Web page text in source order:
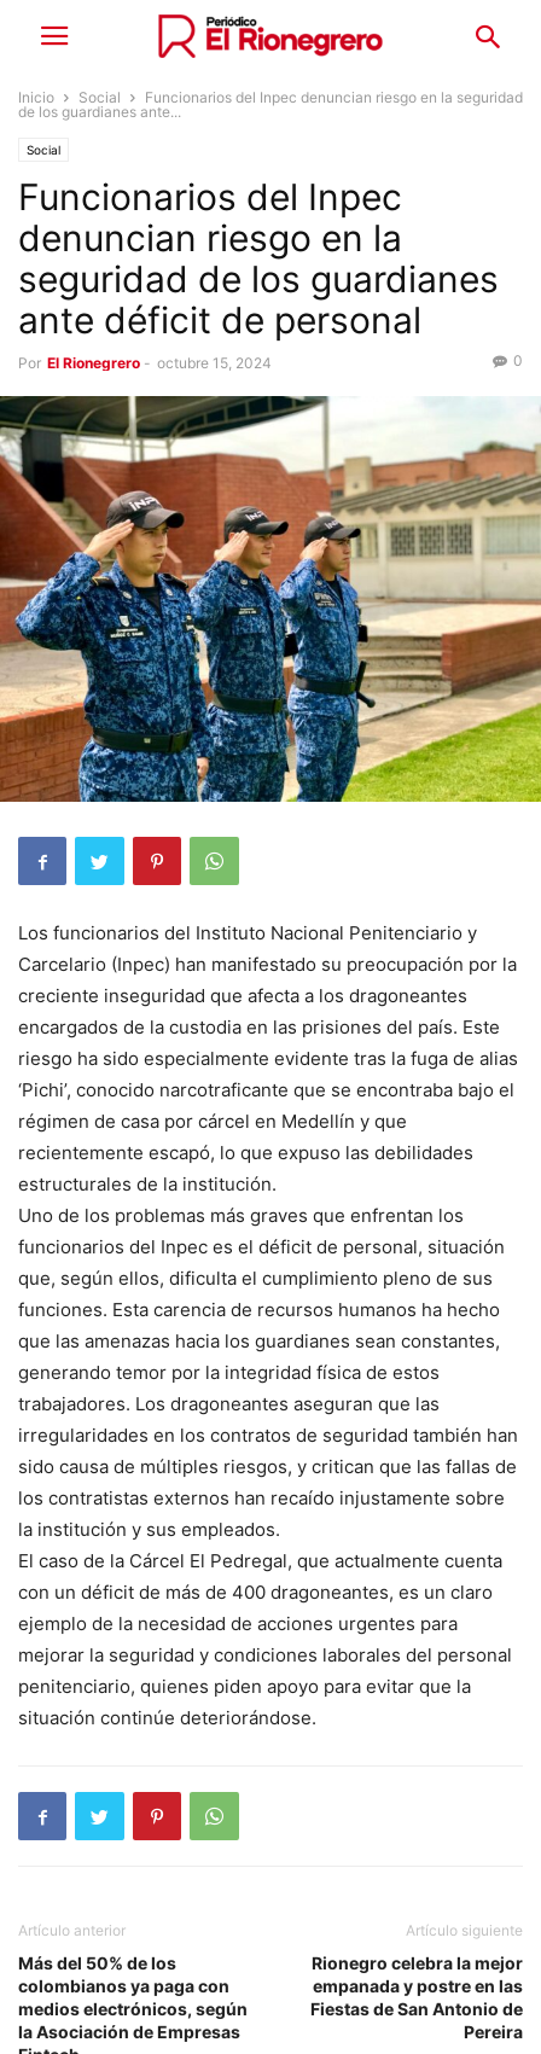
Inicio Social
Funcionarios del Inpec denuncian riesgo en la seguridad
de los guardianes ante...
Social
Funcionarios del Inpec
denuncian riesgo en la
seguridad de los guardianes
ante déficit de personal
Por El Rionegrero - octubre 15, 2024 0
Los funcionarios del Instituto Nacional Penitenciario y
Carcelario (Inpec) han manifestado su preocupación por la
creciente inseguridad que afecta a los dragoneantes
encargados de la custodia en las prisiones del país. Este
riesgo ha sido especialmente evidente tras la fuga de alias
‘Pichi’, conocido narcotraficante que se encontraba bajo el
régimen de casa por cárcel en Medellín y que
recientemente escapó, lo que expuso las debilidades
estructurales de la institución.
Uno de los problemas más graves que enfrentan los
funcionarios del Inpec es el déficit de personal, situación
que, según ellos, dificulta el cumplimiento pleno de sus
funciones. Esta carencia de recursos humanos ha hecho
que las amenazas hacia los guardianes sean constantes,
generando temor por la integridad física de estos
trabajadores. Los dragoneantes aseguran que las
irregularidades en los contratos de seguridad también han
sido causa de múltiples riesgos, y critican que las fallas de
los contratistas externos han recaído injustamente sobre
la institución y sus empleados.
El caso de la Cárcel El Pedregal, que actualmente cuenta
con un déficit de más de 400 dragoneantes, es un claro
ejemplo de la necesidad de acciones urgentes para
mejorar la seguridad y condiciones laborales del personal
penitenciario, quienes piden apoyo para evitar que la
situación continúe deteriorándose.
Artículo anterior
Más del 50% de los
colombianos ya paga con
medios electrónicos, según
la Asociación de Empresas
Artículo siguiente
Rionegro celebra la mejor
empanada y postre en las
Fiestas de San Antonio de
Pereira